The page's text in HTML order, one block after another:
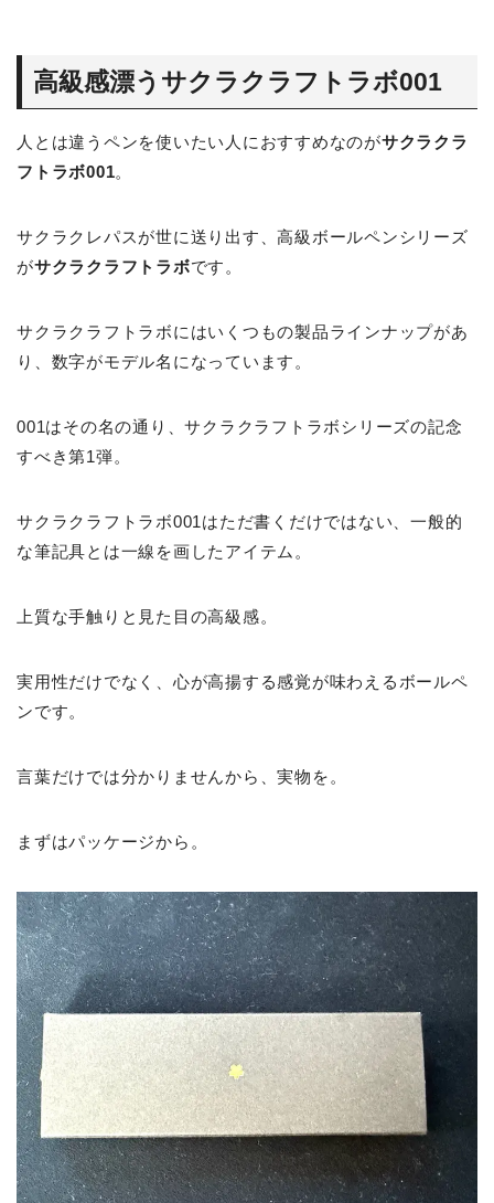
高級感漂うサクラクラフトラボ001
人とは違うペンを使いたい人におすすめなのがサクラクラ
フトラボ001。
サクラクレパスが世に送り出す、高級ボールペンシリーズ
がサクラクラフトラボです。
サクラクラフトラボにはいくつもの製品ラインナップがあ
り、数字がモデル名になっています。
001はその名の通り、サクラクラフトラボシリーズの記念
すべき第1弾。
サクラクラフトラボ001はただ書くだけではない、一般的
な筆記具とは一線を画したアイテム。
上質な手触りと見た目の高級感。
実用性だけでなく、心が高揚する感覚が味わえるボールペ
ンです。
言葉だけでは分かりませんから、実物を。
まずはパッケージから。